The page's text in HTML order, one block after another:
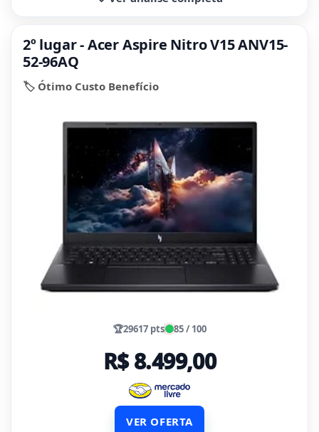
2º lugar - Acer Aspire Nitro V15 ANV15-
52-96AQ
🏷️ Ótimo Custo Benefício
🏆29617 pts 85 / 100
R$ 8.499,00
VER OFERTA